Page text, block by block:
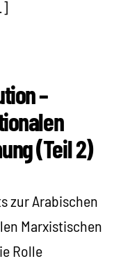
–
(Teil 2)
zur Arabischen
Marxistischen
Rolle